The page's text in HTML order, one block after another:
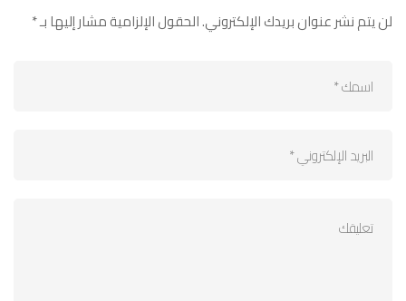
لن يتم نشر عنوان بريدك الإلكتروني.الحقول الإلزامية مشار إليها بـ*